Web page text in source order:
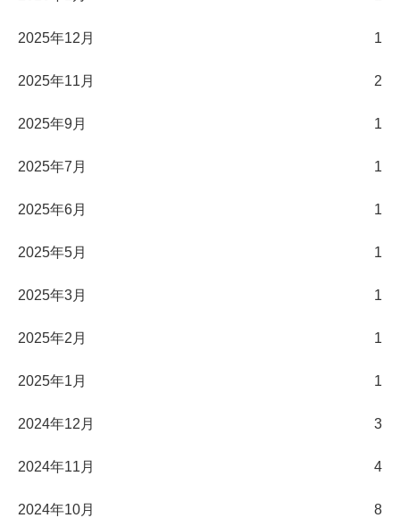
2025年12月 1
2025年11月 2
2025年9月 1
2025年7月 1
2025年6月 1
2025年5月 1
2025年3月 1
2025年2月 1
2025年1月 1
2024年12月 3
2024年11月 4
2024年10月 8